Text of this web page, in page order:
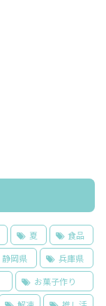
夏
食品
静岡県
兵庫県
お菓子作り